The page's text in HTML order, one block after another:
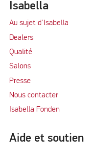
Isabella
Au sujet d’Isabella
Dealers
Qualité
Salons
Presse
Nous contacter
Isabella Fonden
Aide et soutien